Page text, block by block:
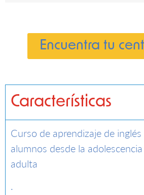
Encuentra tu
Características
Curso de aprendizaje de
alumnos desde la
adulta
.